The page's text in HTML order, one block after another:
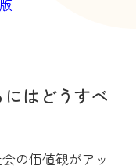
はどうすべ
の価値観がアッ